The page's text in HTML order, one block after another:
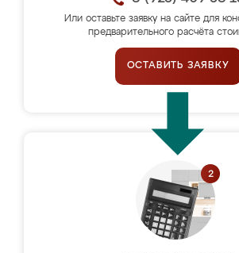
Или оставьте заявку на сайте для
предварительного расчёта
ОСТАВИТЬ ЗАЯВКУ